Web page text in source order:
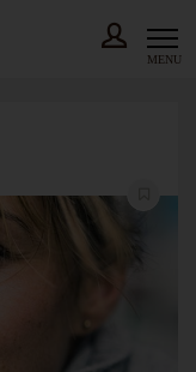
MENU
Category: